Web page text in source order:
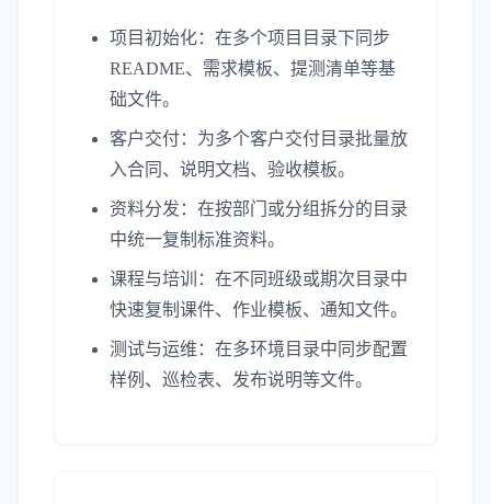
项目初始化：在多个项目目录下同步
README、需求模板、提测清单等基
础文件。
客户交付：为多个客户交付目录批量放
入合同、说明文档、验收模板。
资料分发：在按部门或分组拆分的目录
中统一复制标准资料。
课程与培训：在不同班级或期次目录中
快速复制课件、作业模板、通知文件。
测试与运维：在多环境目录中同步配置
样例、巡检表、发布说明等文件。